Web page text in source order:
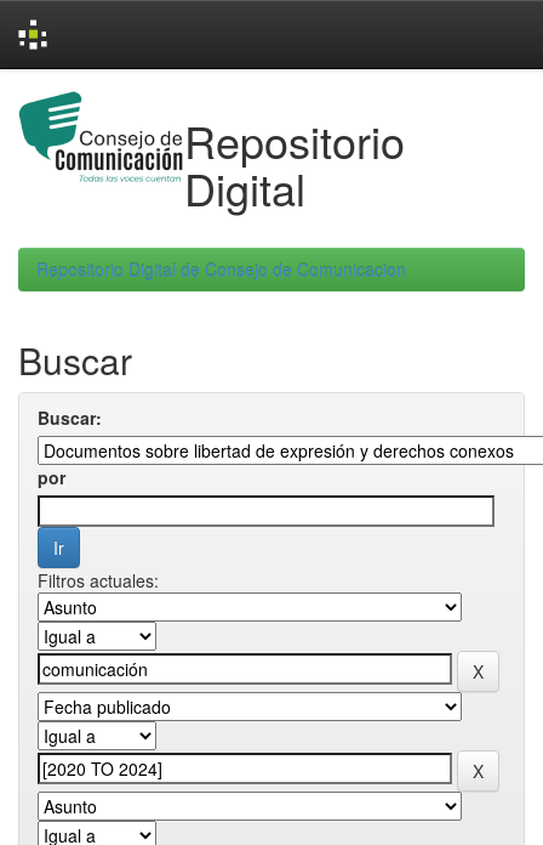
navigation
Repositorio
Digital
Repositorio Digital de Consejo de Comunicacion
Buscar
Buscar:
por
Filtros actuales: